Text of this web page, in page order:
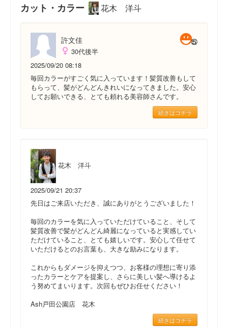
カット・カラー 花木 洋斗
許文佳
30代後半
2025/09/20 08:18
毎回カラーがすごく気に入っています！髪質改善もして
もらって、髪がどんどんきれいになってきました。安心
してお願いできる、とても頼れる美容師さんです。
続きはコチラ
花木 洋斗
2025/09/21 20:37
先日はご来店いただき、誠にありがとうございました！
毎回のカラーを気に入っていただけていること、そして
髪質改善で髪がどんどん綺麗になっていると実感してい
ただけていること、とても嬉しいです。安心して任せて
いただけるとのお言葉も、大きな励みになります。
これからもダメージを抑えつつ、お客様の理想に寄り添
ったカラーとケアを提案し、さらに美しい髪へ導けるよ
う努めてまいります。次回もぜひお任せください！
Ash戸田公園店 花木
続きはコチラ